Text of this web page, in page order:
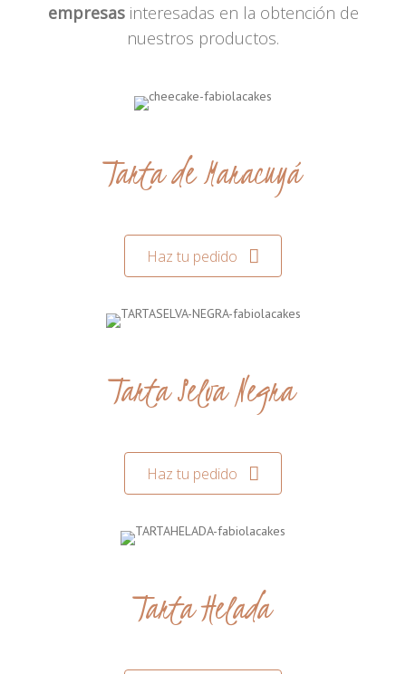
empresasinteresadas en la obtención de
nuestros productos.
Tarta de Maracuyá
Haz tu pedido
Tarta Selva Negra
Haz tu pedido
Tarta Helada